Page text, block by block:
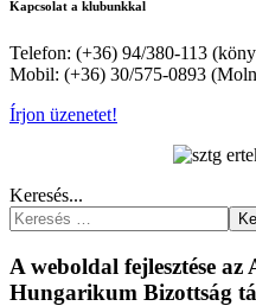
Kapcsolat a klubunkkal
Telefon: (+36) 94/380-113
Mobil: (+36) 30/575-0893
Írjon üzenetet!
Keresés...
A weboldal fejlesztése
Hungarikum Bizottság